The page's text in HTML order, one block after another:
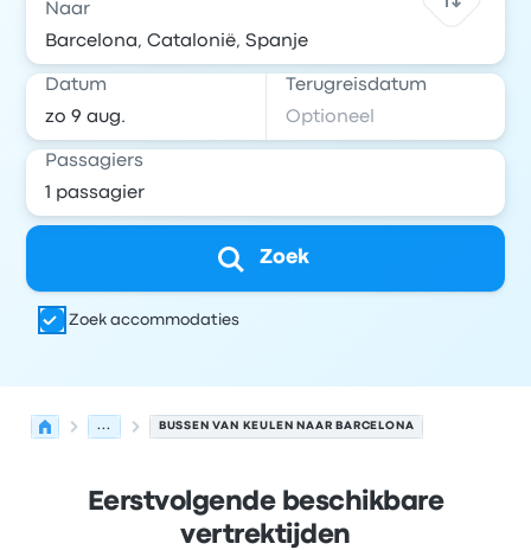
Naar
Datum Terugreisdatum
Passagiers
Zoek
Zoek accommodaties
... BUSSEN VAN KEULEN NAAR BARCELONA
Eerstvolgende beschikbare
vertrektijden